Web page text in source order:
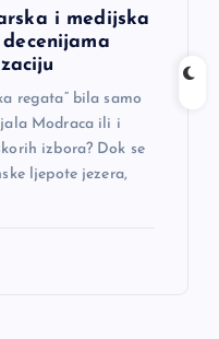
i medijska
regata“ bila samo
Modraca ili i
izbora? Dok se
ljepote jezera,